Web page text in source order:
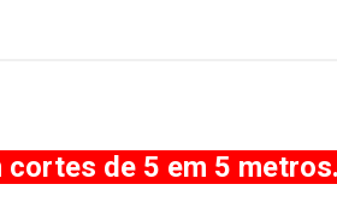
de 5 em 5 metros.